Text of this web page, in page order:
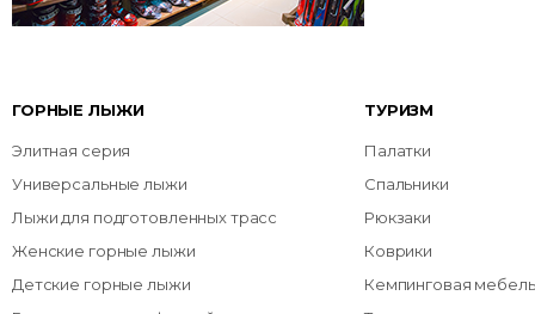
ГОРНЫЕ ЛЫЖИ
Элитная серия
Универсальные лыжи
Лыжи для подготовленных трасс
Женские горные лыжи
Детские горные лыжи
ТУРИЗМ
Палатки
Спальники
Рюкзаки
Коврики
Кемпинговая мебель